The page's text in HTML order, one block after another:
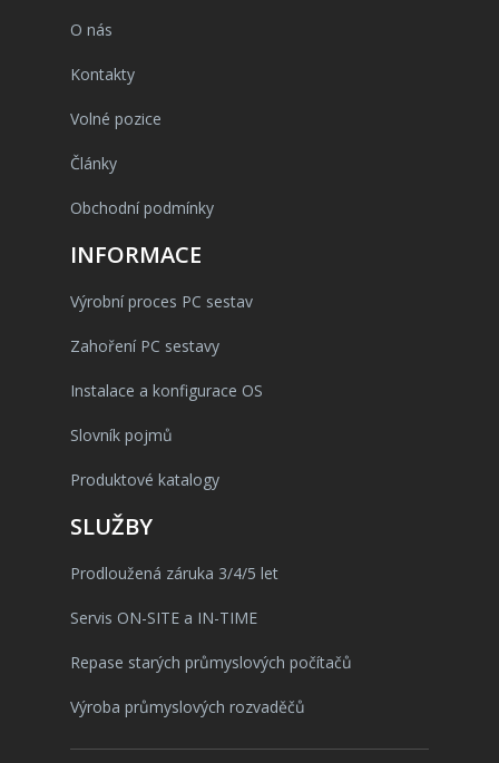
O nás
Kontakty
Volné pozice
Články
Obchodní podmínky
INFORMACE
Výrobní proces PC sestav
Zahoření PC sestavy
Instalace a konfigurace OS
Slovník pojmů
Produktové katalogy
SLUŽBY
Prodloužená záruka 3/4/5 let
Servis ON-SITE a IN-TIME
Repase starých průmyslových počítačů
Výroba průmyslových rozvaděčů